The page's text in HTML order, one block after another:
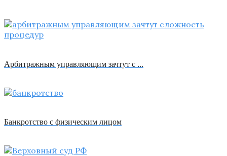
Арбитражным управляющим зачтут с …
Банкротство с физическим лицом